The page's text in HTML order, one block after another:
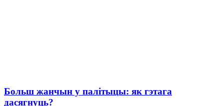
Больш жанчын у палітыцы: як гэтага
дасягнуць?